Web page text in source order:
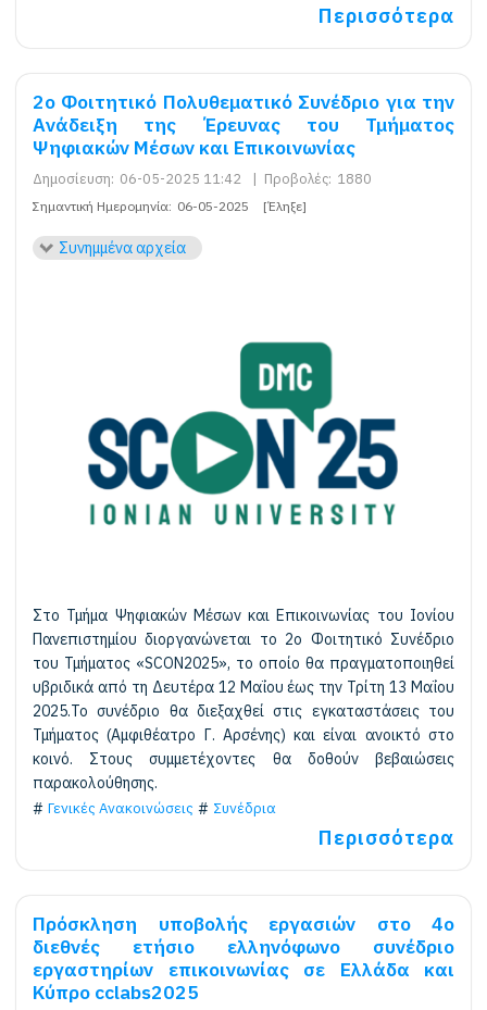
Περισσότερα
2ο Φοιτητικό Πολυθεματικό Συνέδριο για την
Ανάδειξη της Έρευνας του Τμήματος
Ψηφιακών Μέσων και Επικοινωνίας
Δημοσίευση: 06-05-2025 11:42 | Προβολές: 1880
Σημαντική Ημερομηνία: 06-05-2025 [Έληξε]
Συνημμένα αρχεία
Στο Τμήμα Ψηφιακών Μέσων και Επικοινωνίας του Ιονίου
Πανεπιστημίου διοργανώνεται το 2ο Φοιτητικό Συνέδριο
του Τμήματος «SCON2025», το οποίο θα πραγματοποιηθεί
υβριδικά από τη Δευτέρα 12 Μαΐου έως την Τρίτη 13 Μαΐου
2025.Το συνέδριο θα διεξαχθεί στις εγκαταστάσεις του
Τμήματος (Αμφιθέατρο Γ. Αρσένης) και είναι ανοικτό στο
κοινό. Στους συμμετέχοντες θα δοθούν βεβαιώσεις
παρακολούθησης.
Γενικές Ανακοινώσεις
Συνέδρια
Περισσότερα
Πρόσκληση υποβολής εργασιών στο 4ο
διεθνές ετήσιο ελληνόφωνο συνέδριο
εργαστηρίων επικοινωνίας σε Ελλάδα και
Κύπρο cclabs2025